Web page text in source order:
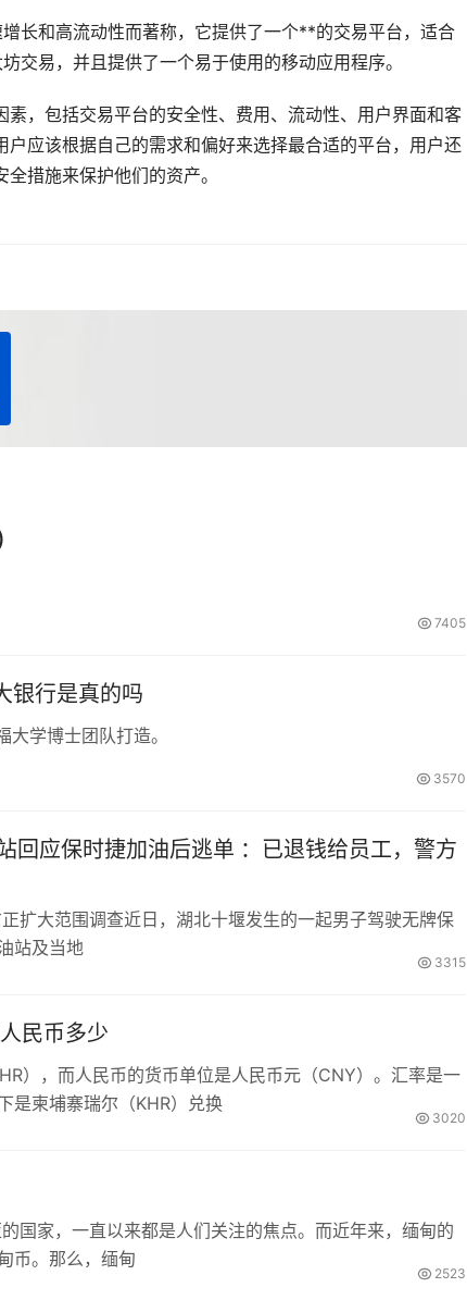
长和高流动性而著称，它提供了一个**的交易平台，适合
交易，并且提供了一个易于使用的移动应用程序。
，包括交易平台的安全性、费用、流动性、用户界面和客
应该根据自己的需求和偏好来选择最合适的平台，用户还
措施来保护他们的资产。
7405
银行是真的吗
学博士团队打造。
3570
回应保时捷加油后逃单 ：已退钱给员工，警方
扩大范围调查近日，湖北十堰发生的一起男子驾驶无牌保
站及当地
3315
民币多少
），而人民币的货币单位是人民币元（CNY）。汇率是一
是柬埔寨瑞尔（KHR）兑换
3020
国家，一直以来都是人们关注的焦点。而近年来，缅甸的
币。那么，缅甸
2523